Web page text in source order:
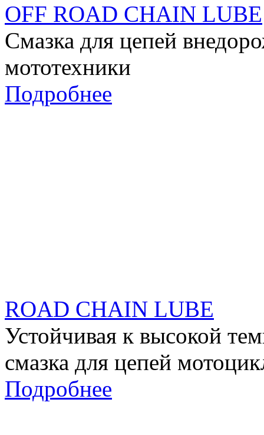
OFF ROAD CHAIN LUBE
Смазка для цепей
мототехники
Подробнее
ROAD CHAIN LUBE
Устойчивая к высокой
смазка для цепей
Подробнее